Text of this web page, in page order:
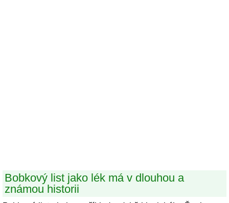
Bobkový list jako lék má v dlouhou a
známou historii